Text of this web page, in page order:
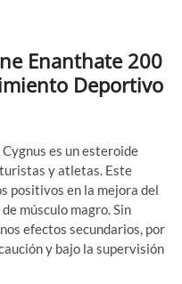
u
t
t
Enanthate 200
Deportivo
es un esteroide
y atletas. Este
positivos en la mejora del
músculo magro. Sin
efectos secundarios, por
y bajo la supervisión